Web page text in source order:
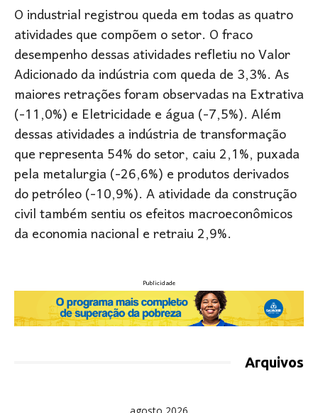
O industrial registrou queda em todas as quatro
atividades que compõem o setor. O fraco
desempenho dessas atividades refletiu no Valor
Adicionado da indústria com queda de 3,3%. As
maiores retrações foram observadas na Extrativa
(-11,0%) e Eletricidade e água (-7,5%). Além
dessas atividades a indústria de transformação
que representa 54% do setor, caiu 2,1%, puxada
pela metalurgia (-26,6%) e produtos derivados
do petróleo (-10,9%). A atividade da construção
civil também sentiu os efeitos macroeconômicos
da economia nacional e retraiu 2,9%.
Publicidade
Arquivos